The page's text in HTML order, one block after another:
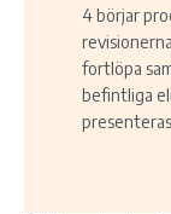
4 börjar
fortlöpa
befintliga